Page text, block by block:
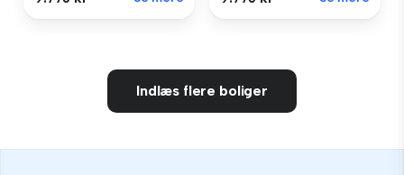
Indlæs flere boliger